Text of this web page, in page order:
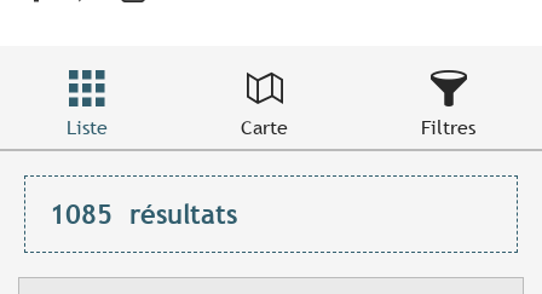
Liste Carte Filtres
1085 résultats